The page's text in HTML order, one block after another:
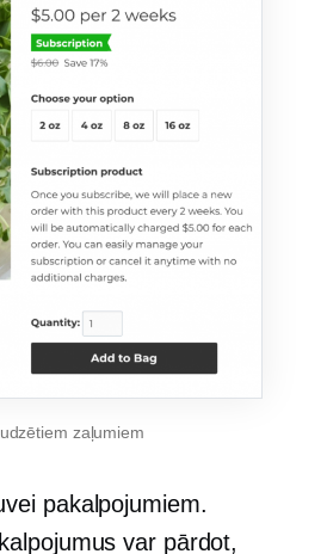
zaļumiem
pakalpojumiem.
var pārdot,